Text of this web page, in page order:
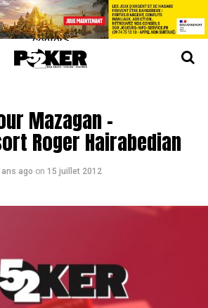
center>
Mazagan –
Roger Hairabedian
ago on 15 juillet 2012